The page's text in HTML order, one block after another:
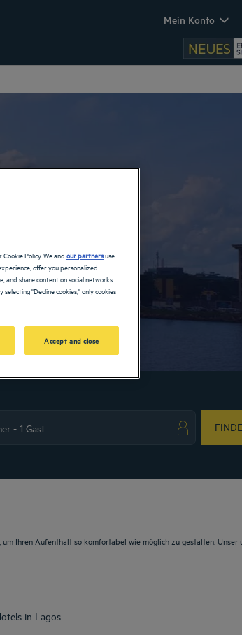
Mein Konto
Ihren Aufenthalt so komfortabel wie möglich zu gestalten. Unser
in Lagos
Policy. We andour partnersuse
offer you personalized
share content on social networks.
"Decline cookies," only cookies
Accept and close